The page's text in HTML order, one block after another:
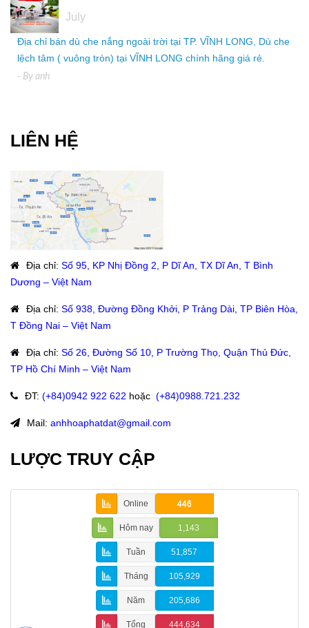
July
Địa chỉ bán dù che nắng ngoài trời tại TP. VĨNH LONG, Dù che
lệch tâm ( vuông tròn) tại VĨNH LONG chính hãng giá rẻ.
- By anh
LIÊN HỆ
Địa chỉ: Số 95, KP Nhị Đồng 2, P Dĩ An, TX Dĩ An, T Bình
Dương – Việt Nam
Địa chỉ: Số 938, Đường Đồng Khởi, P Trảng Dài, TP Biên Hòa,
T Đồng Nai – Việt Nam
Địa chỉ: Số 26, Đường Số 10, P Trường Thọ, Quận Thủ Đức,
TP Hồ Chí Minh – Việt Nam
ĐT: (+84)0942 922 622 hoặc: (+84)0988.721.232
Mail: anhhoaphatdat@gmail.com
LƯỢC TRUY CẬP
Online 446
Hôm nay 1,143
Tuần 51,857
Tháng 105,929
Năm 205,686
Tổng 444,634